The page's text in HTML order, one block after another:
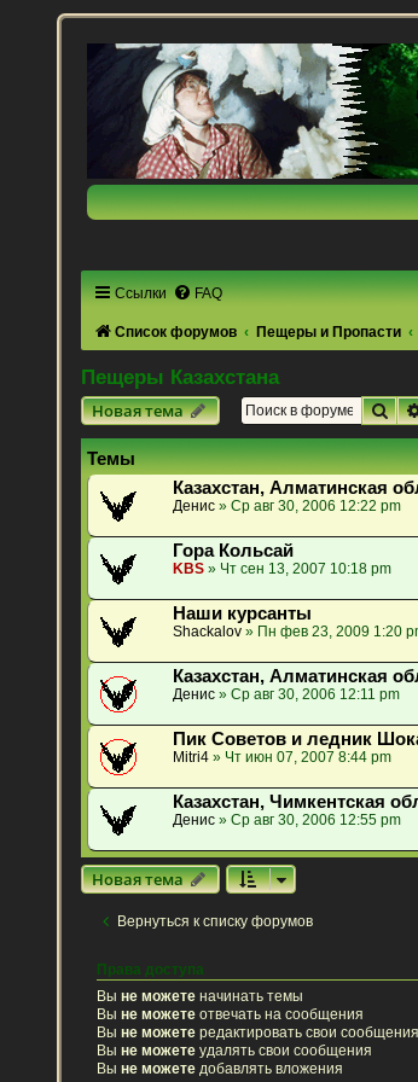
Ссылки FAQ
Список форумов Пещеры и Пропасти
Пещеры Казахстана
Новая тема
Темы
Казахстан, Алматинская
Денис » Ср авг 30, 2006 12:22 pm
Гора Кольсай
KBS » Чт сен 13, 2007 10:18 pm
Наши курсанты
Shackalov » Пн фев 23, 2009 1:20
Казахстан, Алматинская
Денис » Ср авг 30, 2006 12:11 pm
Пик Советов и ледник
Mitri4 » Чт июн 07, 2007 8:44 pm
Казахстан, Чимкентская
Денис » Ср авг 30, 2006 12:55 pm
Новая тема
Вернуться к списку форумов
Права доступа
Выне можете начинать темы
Выне можете отвечать на сообщения
Выне можете редактировать свои сообщения
Выне можете удалять свои сообщения
Выне можете добавлять вложения